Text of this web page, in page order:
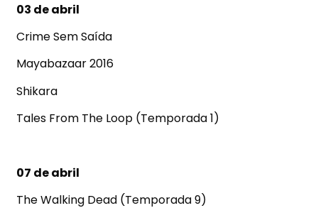
03 de abril
Crime Sem Saída
Mayabazaar 2016
Shikara
Tales From The Loop (Temporada 1)
07 de abril
The Walking Dead (Temporada 9)